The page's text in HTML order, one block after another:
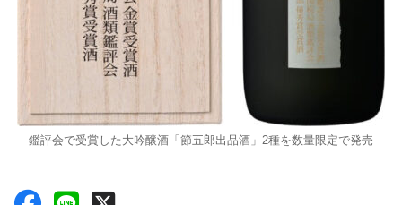
鑑評会で受賞した大吟醸酒「節五郎出品酒」2種を数量限定で発売